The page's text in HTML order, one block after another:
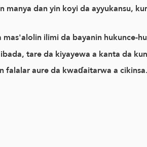
manya dan yin koyi da ayyukansu,
ilimi da bayanin hukunce-
tare da kiyayewa a kanta da
falalar aure da kwaɗaitarwa a cikinsa.